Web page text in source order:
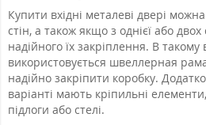
Купити вхідні металеві двері
стін, а також якщо з однієї або
надійного їх закріплення. В такому
використовується швеллерная
надійно закріпити коробку.
варіанті мають кріпильні
підлоги або стелі.